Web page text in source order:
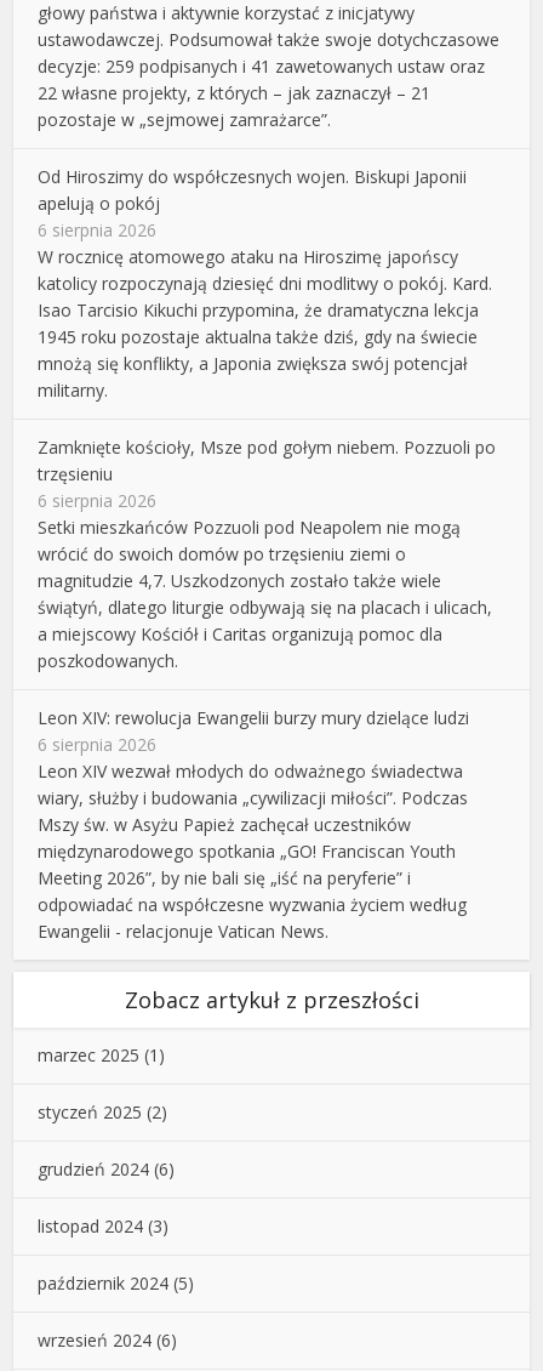
głowy państwa i aktywnie korzystać z inicjatywy
ustawodawczej. Podsumował także swoje dotychczasowe
decyzje: 259 podpisanych i 41 zawetowanych ustaw oraz
22 własne projekty, z których – jak zaznaczył – 21
pozostaje w „sejmowej zamrażarce”.
Od Hiroszimy do współczesnych wojen. Biskupi Japonii
apelują o pokój
6 sierpnia 2026
W rocznicę atomowego ataku na Hiroszimę japońscy
katolicy rozpoczynają dziesięć dni modlitwy o pokój. Kard.
Isao Tarcisio Kikuchi przypomina, że dramatyczna lekcja
1945 roku pozostaje aktualna także dziś, gdy na świecie
mnożą się konflikty, a Japonia zwiększa swój potencjał
militarny.
Zamknięte kościoły, Msze pod gołym niebem. Pozzuoli po
trzęsieniu
6 sierpnia 2026
Setki mieszkańców Pozzuoli pod Neapolem nie mogą
wrócić do swoich domów po trzęsieniu ziemi o
magnitudzie 4,7. Uszkodzonych zostało także wiele
świątyń, dlatego liturgie odbywają się na placach i ulicach,
a miejscowy Kościół i Caritas organizują pomoc dla
poszkodowanych.
Leon XIV: rewolucja Ewangelii burzy mury dzielące ludzi
6 sierpnia 2026
Leon XIV wezwał młodych do odważnego świadectwa
wiary, służby i budowania „cywilizacji miłości”. Podczas
Mszy św. w Asyżu Papież zachęcał uczestników
międzynarodowego spotkania „GO! Franciscan Youth
Meeting 2026”, by nie bali się „iść na peryferie” i
odpowiadać na współczesne wyzwania życiem według
Ewangelii - relacjonuje Vatican News.
Zobacz artykuł z przeszłości
marzec 2025 (1)
styczeń 2025 (2)
grudzień 2024 (6)
listopad 2024 (3)
październik 2024 (5)
wrzesień 2024 (6)